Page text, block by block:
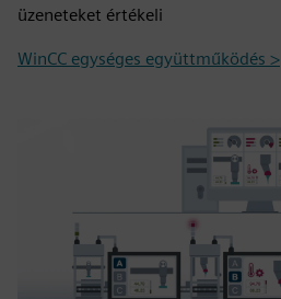
üzeneteket értékeli
WinCC egységes együttműködés >